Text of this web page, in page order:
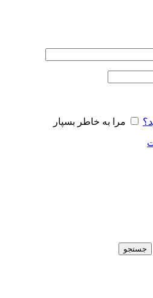
مرا به خاطر بسپار
جستجو